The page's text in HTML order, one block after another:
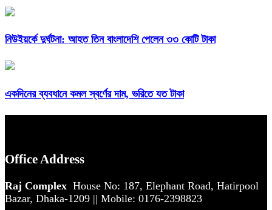
নিউইয়র্কে দুর্ঘটনা: আহত তিন বাংলাদেশি পেলেন ৩৩ কোটি টাকা
একদিনের ব্যবধানে কমল স্বর্ণের দাম, ভরিতে যত টাকা
Office Address
Raj Complex House No: 187, Elephant Road, Hatirpool
Bazar, Dhaka-1209 || Mobile: 0176-2398823